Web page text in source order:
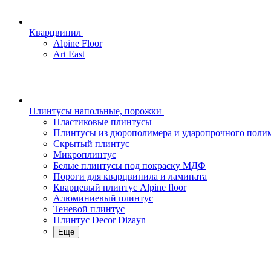
Кварцвинил
Alpine Floor
Art East
Плинтусы напольные, порожки
Пластиковые плинтусы
Плинтусы из дюрополимера и ударопрочного
Скрытый плинтус
Микроплинтус
Белые плинтусы под покраску МДФ
Пороги для кварцвинила и ламината
Кварцевый плинтус Alpine floor
Алюминиевый плинтус
Теневой плинтус
Плинтус Decor Dizayn
Еще